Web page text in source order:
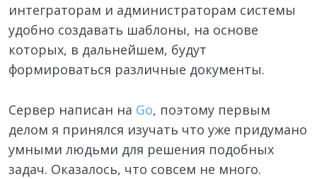
интеграторам и администраторам системы
удобно создавать шаблоны, на основе
которых, в дальнейшем, будут
формироваться различные документы.
Сервер написан на Go, поэтому первым
делом я принялся изучать что уже придумано
умными людьми для решения подобных
задач. Оказалось, что совсем не много.